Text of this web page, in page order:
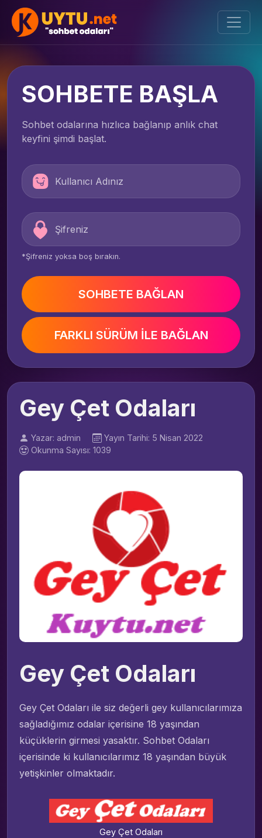
SOHBETE BAŞLA
Sohbet odalarına hızlıca bağlanıp anlık chat
keyfini şimdi başlat.
*Şifreniz yoksa boş bırakın.
SOHBETE BAĞLAN
FARKLI SÜRÜM İLE BAĞLAN
Gey Çet Odaları
Yazar: admin
Yayın Tarihi: 5 Nisan 2022
Okunma Sayısı: 1039
Gey Çet Odaları
Gey Çet Odaları ile siz değerli gey kullanıcılarımıza
sağladığımız odalar içerisine 18 yaşından
küçüklerin girmesi yasaktır. Sohbet Odaları
içerisinde ki kullanıcılarımız 18 yaşından büyük
yetişkinler olmaktadır.
Gey Çet Odaları